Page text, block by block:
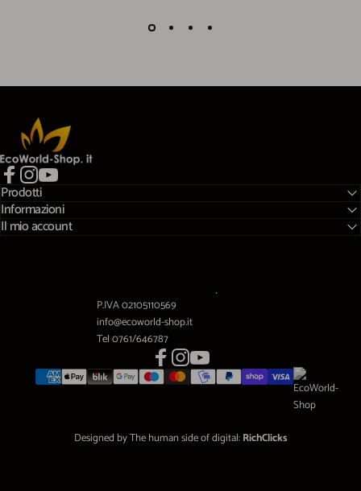
EcoWorld-Shop
Facebook
Instagram
YouTube
Prodotti
Informazioni
Il mio account
Viale A.Gramsci,10 01032 Caprarola (VT)
P.IVA 02105110569
info@ecoworld-shop.it
Tel 0761/646787
Designed by The human side of digital:RichClicks
FacebookInstagram
YouTube